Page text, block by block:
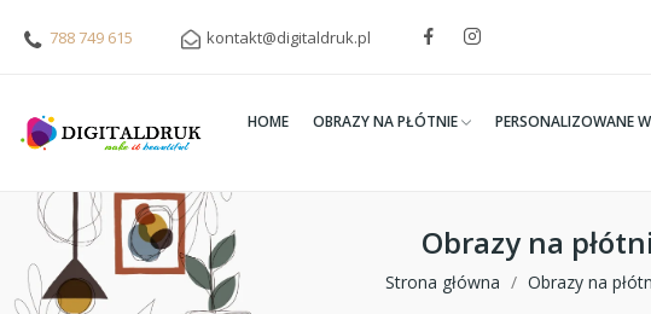
788 749 615 kontakt@digitaldruk.pl
HOME OBRAZY NA PŁÓTNIE PERSONALIZOWANE
Obrazy na
Strona główna Obrazy na